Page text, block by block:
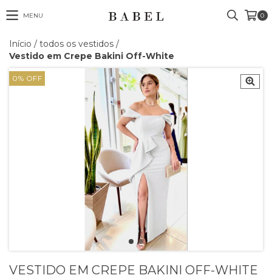
MENU 0
Início / todos os vestidos /
Vestido em Crepe Bakini Off-White
0% OFF
VESTIDO EM CREPE BAKINI OFF-WHITE